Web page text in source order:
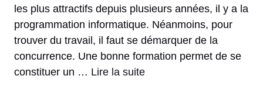
les plus attractifs depuis plusieurs années, il y a la
programmation informatique. Néanmoins, pour
trouver du travail, il faut se démarquer de la
concurrence. Une bonne formation permet de se
constituer un … Lire la suite